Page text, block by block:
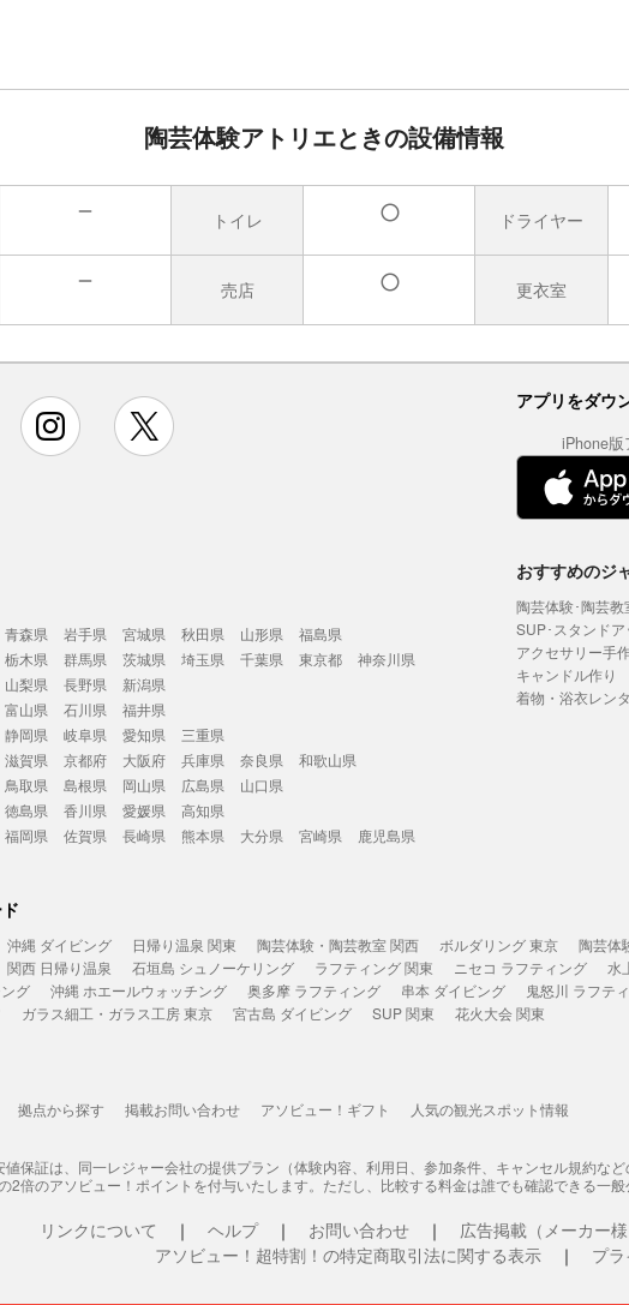
陶芸体験アトリエときの設備情報
トイレ ドライヤー
売店 更衣室
instagram アプリをダウ
iPhone版
青森県 岩手県 宮城県 秋田県 山形県
福島県
栃木県 群馬県 茨城県 埼玉県 千葉県 東京都
神奈川県
山梨県 長野県
新潟県
富山県 石川県
福井県
静岡県 岐阜県 愛知県
三重県
滋賀県 京都府 大阪府 兵庫県 奈良県
和歌山県
鳥取県 島根県 岡山県 広島県
山口県
徳島県 香川県 愛媛県
高知県
福岡県 佐賀県 長崎県 熊本県 大分県 宮崎県
鹿児島県
おすすめのジ
陶芸体験･陶芸教
SUP･スタンド
アクセサリー手
キャンドル作り
着物・浴衣レン
沖縄 ダイビング 日帰り温泉 関東 陶芸体験・陶芸教室 関西 ボルダリング 東京 陶芸体
関西 日帰り温泉 石垣島 シュノーケリング ラフティング 関東 ニセコ ラフティング 水
グ
沖縄 ホエールウォッチング 奥多摩 ラフティング 串本 ダイビング 鬼怒川 ラフテ
ガラス細工・ガラス工房 東京 宮古島 ダイビング SUP 関東 花火大会 関東
拠点から探す 掲載お問い合わせ アソビュー！ギフト 人気の観光スポット情報
保証は、同一レジャー会社の提供プラン（体験内容、利用日、参加条件、キャンセル規約な
2倍のアソビュー！ポイントを付与いたします。ただし、比較する料金は誰でも確認できる一般
リンクについて ヘルプ お問い合わせ 広告掲載（メーカー
アソビュー！超特割！の特定商取引法に関する表示
プ